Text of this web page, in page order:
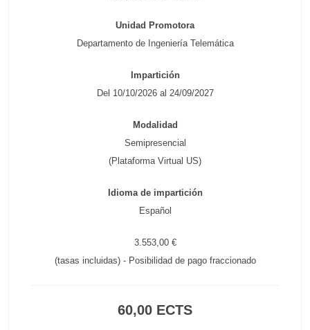
Unidad Promotora
Departamento de Ingeniería Telemática
Impartición
Del 10/10/2026 al 24/09/2027
Modalidad
Semipresencial
(Plataforma Virtual US)
Idioma de impartición
Español
3.553,00 €
(tasas incluidas) - Posibilidad de pago fraccionado
60,00 ECTS